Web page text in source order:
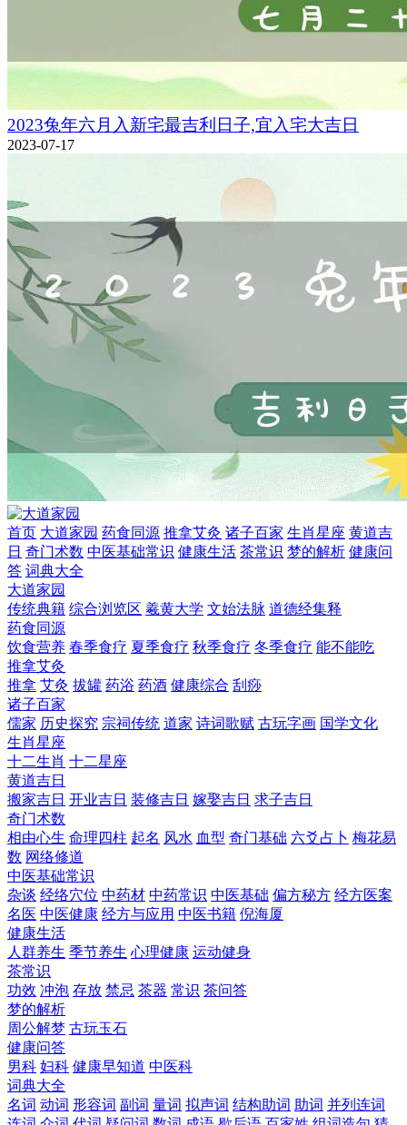
2023兔年六月入新宅最吉利日子,宜入宅大吉日
2023-07-17
首页 大道家园 药食同源 推拿艾灸 诸子百家 生肖星座 黄道吉
日 奇门术数 中医基础常识 健康生活 茶常识 梦的解析 健康问
答 词典大全
大道家园
传统典籍 综合浏览区 羲黄大学 文始法脉 道德经集释
药食同源
饮食营养 春季食疗 夏季食疗 秋季食疗 冬季食疗 能不能吃
推拿艾灸
推拿 艾灸 拔罐 药浴 药酒 健康综合 刮痧
诸子百家
儒家 历史探究 宗祠传统 道家 诗词歌赋 古玩字画 国学文化
生肖星座
十二生肖 十二星座
黄道吉日
搬家吉日 开业吉日 装修吉日 嫁娶吉日 求子吉日
奇门术数
相由心生 命理四柱 起名 风水 血型 奇门基础 六爻占卜 梅花易
数 网络修道
中医基础常识
杂谈 经络穴位 中药材 中药常识 中医基础 偏方秘方 经方医案
名医 中医健康 经方与应用 中医书籍 倪海厦
健康生活
人群养生 季节养生 心理健康 运动健身
茶常识
功效 冲泡 存放 禁忌 茶器 常识 茶问答
梦的解析
周公解梦 古玩玉石
健康问答
男科 妇科 健康早知道 中医科
词典大全
名词 动词 形容词 副词 量词 拟声词 结构助词 助词 并列连词